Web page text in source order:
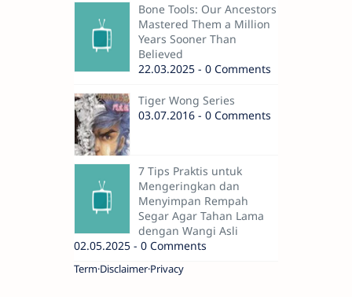
Bone Tools: Our Ancestors
Mastered Them a Million
Years Sooner Than
Believed
22.03.2025 - 0 Comments
Tiger Wong Series
03.07.2016 - 0 Comments
7 Tips Praktis untuk
Mengeringkan dan
Menyimpan Rempah
Segar Agar Tahan Lama
dengan Wangi Asli
02.05.2025 - 0 Comments
Term Disclaimer Privacy